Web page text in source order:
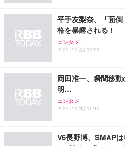
平手友梨奈、「面
格を暴露される！
エンタメ
2021.2.5(金) 10:23
岡田准一、瞬間移
明…
エンタメ
2021.2.3(水) 10:45
V6長野博、SMAP